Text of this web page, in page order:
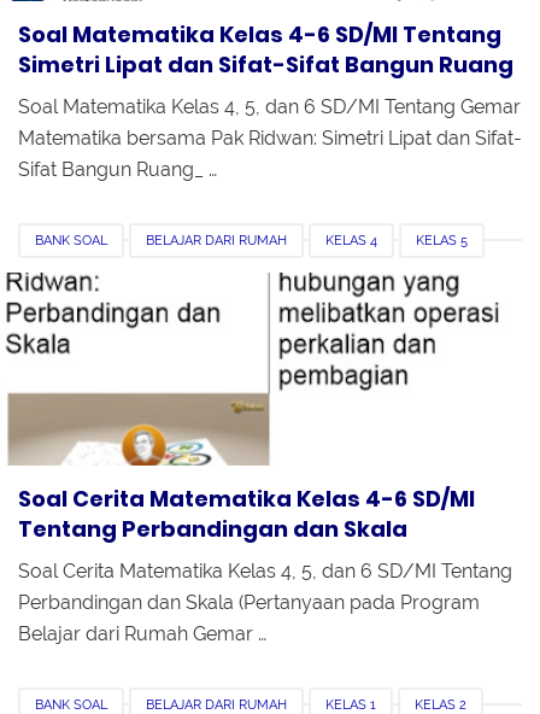
Soal Matematika Kelas 4-6 SD/MI Tentang
Simetri Lipat dan Sifat-Sifat Bangun Ruang
Soal Matematika Kelas 4, 5, dan 6 SD/MI Tentang Gemar
Matematika bersama Pak Ridwan: Simetri Lipat dan Sifat-
Sifat Bangun Ruang_ …
BANK SOAL BELAJAR DARI RUMAH KELAS 4 KELAS 5
KELAS 6 PERBANDINGAN DAN SKALA
PERTANYAAN DI TVRI SD SOAL CERITA
Soal Cerita Matematika Kelas 4-6 SD/MI
Tentang Perbandingan dan Skala
Soal Cerita Matematika Kelas 4, 5, dan 6 SD/MI Tentang
Perbandingan dan Skala (Pertanyaan pada Program
Belajar dari Rumah Gemar …
BANK SOAL BELAJAR DARI RUMAH KELAS 1 KELAS 2